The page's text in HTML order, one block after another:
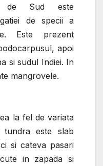
de Sud este
de specii a
Este prezent
apoi
si sudul Indiei. In
mangrovele.
de variata
este slab
si cateva pasari
in zapada si